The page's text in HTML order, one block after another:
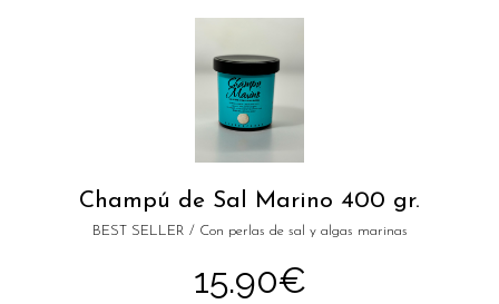
Champú de Sal Marino 400 gr.
BEST SELLER / Con perlas de sal y algas marinas
15.90€